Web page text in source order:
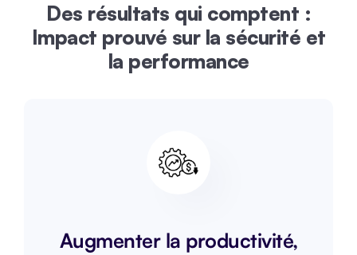
Des résultats qui comptent :
Impact prouvé sur la sécurité et
la performance
Augmenter la productivité,